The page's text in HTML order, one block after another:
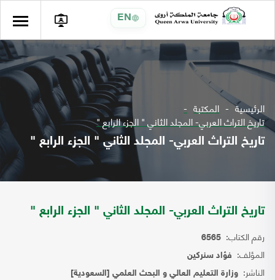
EN
الرئيسية المكتبة
تاريخ التراث العربي- المجلد الثاني " الجزء الرابع "
تاريخ التراث العربي- المجلد الثاني " الجزء الرابع "
تاريخ التراث العربي- المجلد الثاني " الجزء الرابع "
رقم الكتاب: 6565
المؤلف: فؤاد سنركين
الناشر: وزارة التعليم العالي و البحث العلمي [السعودية]